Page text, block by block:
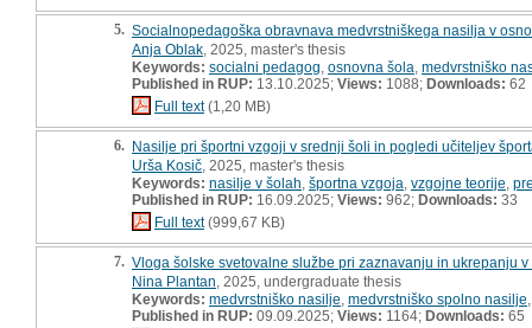
5. Socialnopedagoška obravnava medvrstniškega nasilja v
Anja Oblak , 2025, master's thesis
Keywords: socialni pedagog osnovna šola medvrstniško
Published in RUP: 13.10.2025; Views: 1088; Downloads: 62
Full text(1,20 MB)
6. Nasilje pri športni vzgoji v srednji šoli in pogledi učiteljev
Urša Kosič , 2025, master's thesis
Keywords: nasilje v šolah športna vzgoja vzgojne teorije
Published in RUP: 16.09.2025; Views: 962; Downloads: 33
Full text(999,67 KB)
7. Vloga šolske svetovalne službe pri zaznavanju in ukrepanju
Nina Plantan , 2025, undergraduate thesis
Keywords: medvrstniško nasilje medvrstniško spolno nasilje
Published in RUP: 09.09.2025; Views: 1164; Downloads: 65